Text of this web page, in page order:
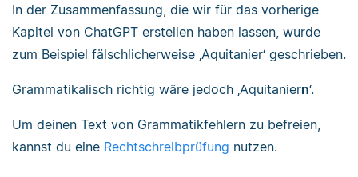
In der Zusammenfassung, die wir für das vorherige
Kapitel von ChatGPT erstellen haben lassen, wurde
zum Beispiel fälschlicherweise ‚Aquitanier‘ geschrieben.
Grammatikalisch richtig wäre jedoch ‚Aquitaniern‘.
Um deinen Text von Grammatikfehlern zu befreien,
kannst du eine Rechtschreibprüfung nutzen.